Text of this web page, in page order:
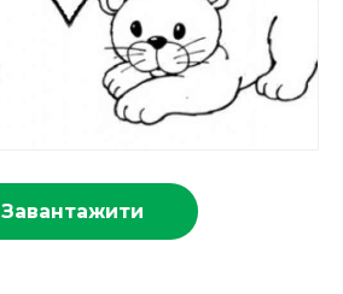
Завантажити